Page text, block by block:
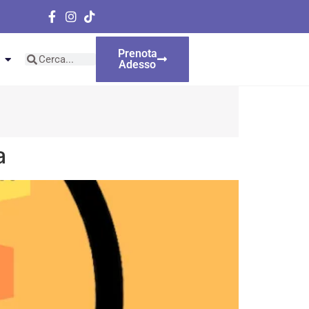
Prenota
Adesso